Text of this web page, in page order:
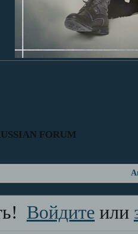
FORUM
Войдите или